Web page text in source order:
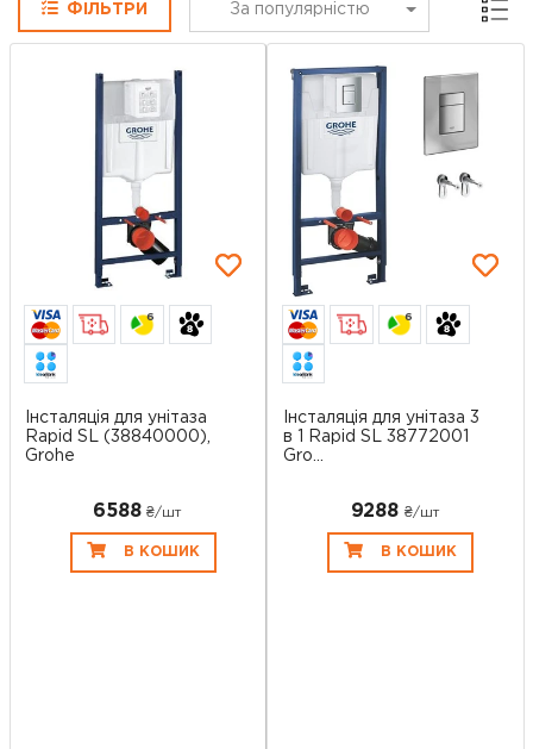
ФІЛЬТРИ За популярністю Сітка
6
Інсталяція для унітаза
Rapid SL (38840000),
Grohe
6588 ₴/шт
В КОШИК
6
Інсталяція для унітаза 3
в 1 Rapid SL 38772001
Gro...
9288 ₴/шт
В КОШИК